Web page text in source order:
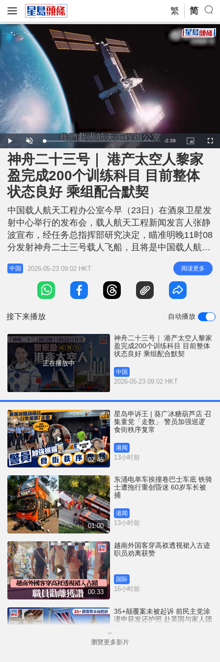
繁 简
P
l
a
y
U
n
m
u
e
L
o
a
d
d
:
1
8
.
4
7
R
m
n
n
-2:39
P
i
c
t
u
e
-
c
t
e
F
u
神舟二十三号｜ 港产太空人黎家
盈完成200个训练科目 目前整体
状态良好 乘组配合默契
中国载人航天工程办公室今早（23日）在酒泉卫星发
射中心举行的发布会，载人航天工程新闻发言人张静
波宣布，经任务总指挥部研究决定，瞄准明晚11时08
分发射神舟二士三号载人飞船，且将是中国载人航天
任务首有香港太空人升空。 张静波表示，航天员乘
组由朱扬柱、张志远和香港警司黎家盈组成，三人分
别为航天驾驶员、飞行工程师和载荷专家，涵盖国家
现役三种航天员类型，朱扬柱担任指令长。 一名航
中国 2026-05-23 09:02 HKT 阅读更多
接下来播放 自动播放
正在播放中
神舟二十三号｜ 港产太空人黎家
盈完成200个训练科目 目前整体
状态良好 乘组配合默契
中国
2026-05-23 09:02 HKT
02:45
星岛申诉王 | 葵广冰糖葫芦店 召
集童党「走数」 警员加强巡逻
食街秩序复常
港闻
13小时前
01:00
东涌电单车挨撞卷巴士车底 铁骑
士遭拖行重创昏迷 60岁车长被
捕
港闻
13小时前
00:33
越南外国客穿高衩透视裙入古迹
职员劝离获赞
国际
16小时前
35+颠覆案未被起诉 前民主党涂
谨申获发还护照 赴英国与家人团
港闻
瀏覽更多影片